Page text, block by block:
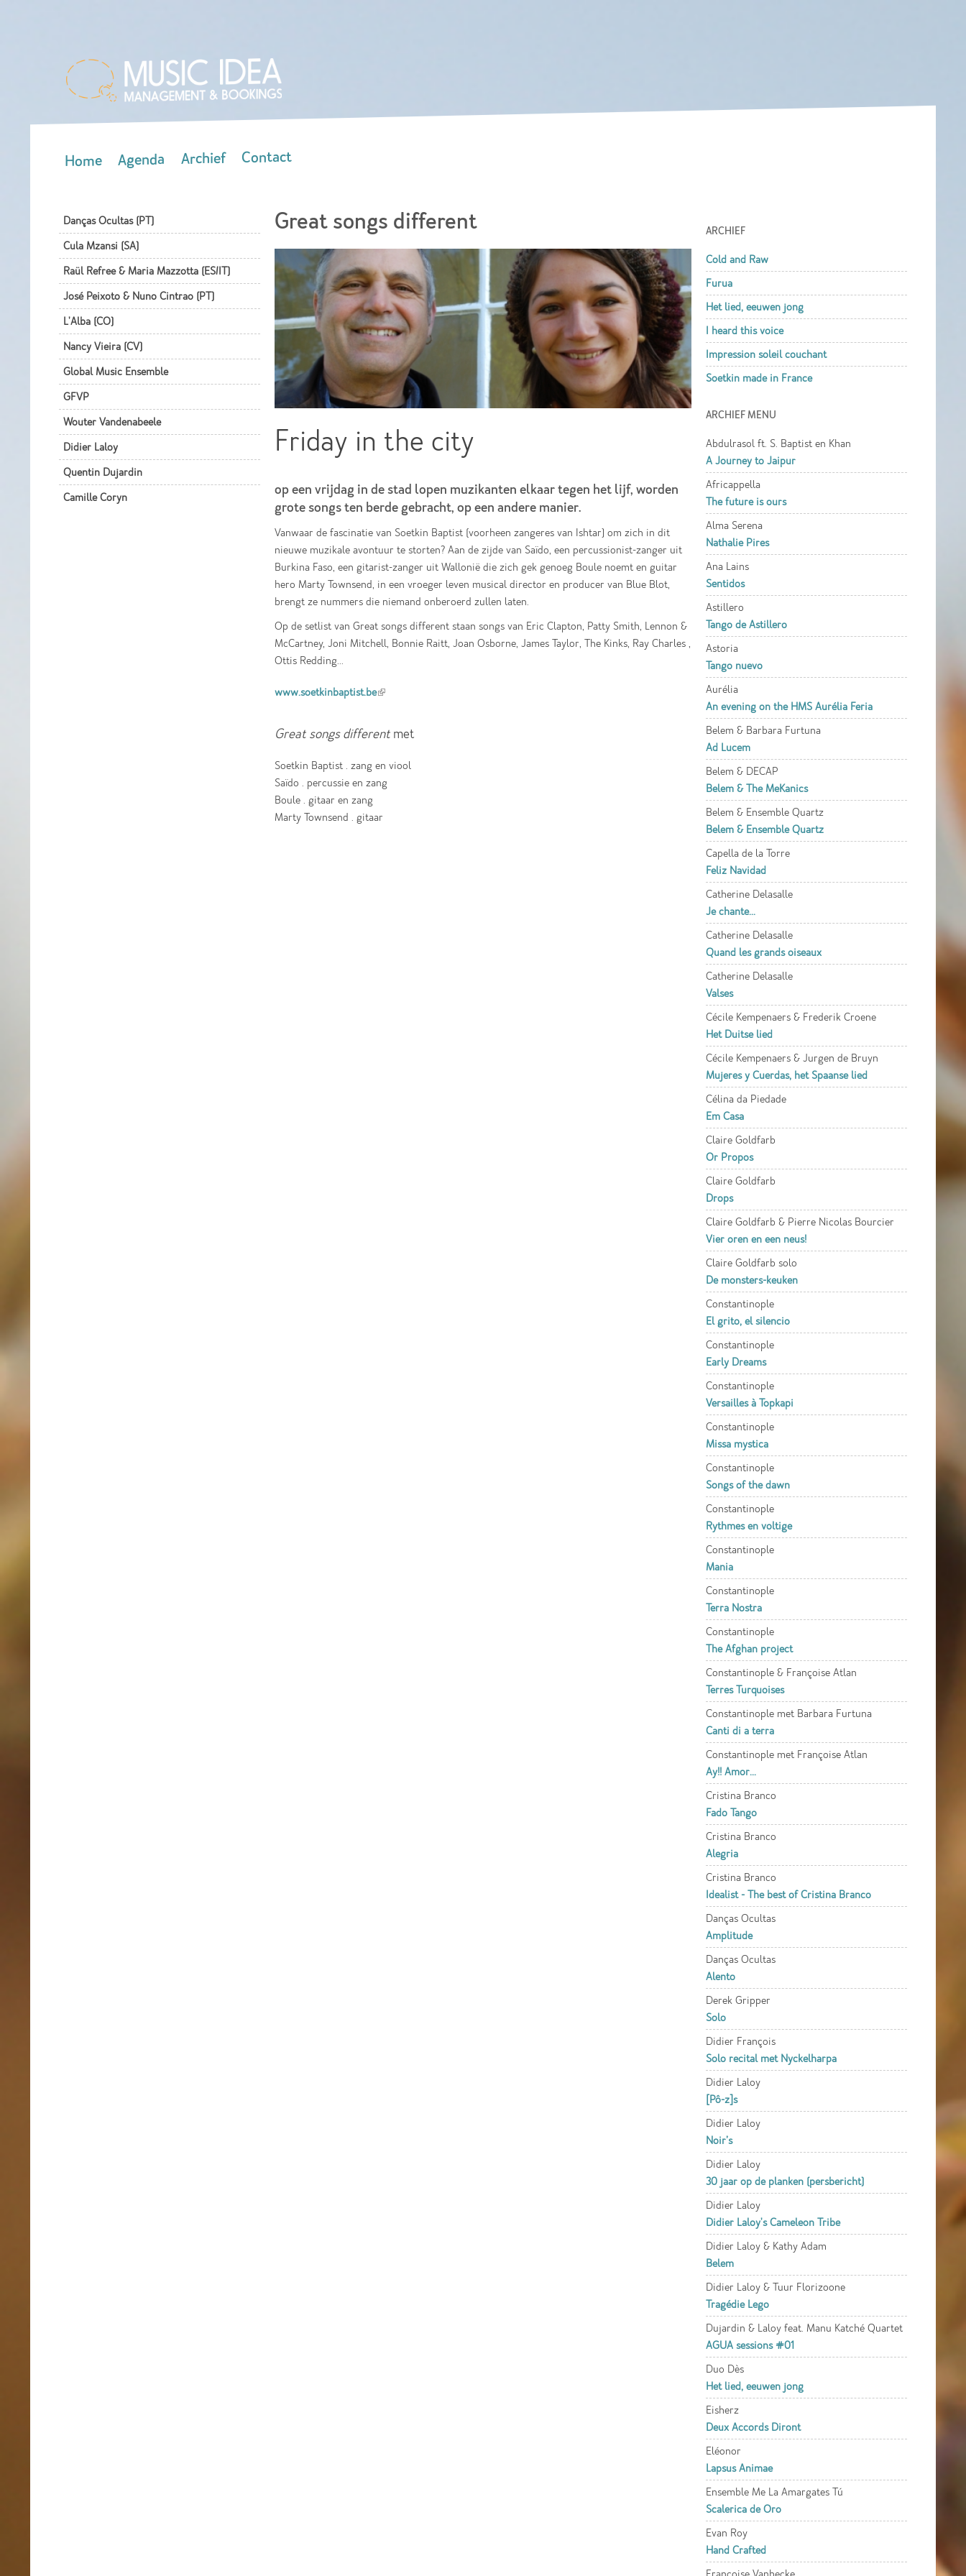
Home Agenda Archief Contact
Danças Ocultas (PT)
Cula Mzansi (SA)
Raül Refree & Maria Mazzotta (ES/IT)
José Peixoto & Nuno Cintrao (PT)
L'Alba (CO)
Nancy Vieira (CV)
Global Music Ensemble
GFVP
Wouter Vandenabeele
Didier Laloy
Quentin Dujardin
Camille Coryn
Great songs different
Friday in the city
op een vrijdag in de stad lopen muzikanten elkaar tegen het lijf, worden
grote songs ten berde gebracht, op een andere manier.
Vanwaar de fascinatie van Soetkin Baptist (voorheen zangeres van Ishtar) om zich in dit
nieuwe muzikale avontuur te storten? Aan de zijde van Saïdo, een percussionist-zanger uit
Burkina Faso, een gitarist-zanger uit Wallonië die zich gek genoeg Boule noemt en guitar
hero Marty Townsend, in een vroeger leven musical director en producer van Blue Blot,
brengt ze nummers die niemand onberoerd zullen laten.
Op de setlist van Great songs different staan songs van Eric Clapton, Patty Smith, Lennon &
McCartney, Joni Mitchell, Bonnie Raitt, Joan Osborne, James Taylor, The Kinks, Ray Charles ,
Ottis Redding...
www.soetkinbaptist.be(link is external)
Great songs different met
Soetkin Baptist . zang en viool
Saïdo . percussie en zang
Boule . gitaar en zang
Marty Townsend . gitaar
ARCHIEF
Cold and Raw
Furua
Het lied, eeuwen jong
I heard this voice
Impression soleil couchant
Soetkin made in France
ARCHIEF MENU
Abdulrasol ft. S. Baptist en Khan
A Journey to Jaipur
Africappella
The future is ours
Alma Serena
Nathalie Pires
Ana Lains
Sentidos
Astillero
Tango de Astillero
Astoria
Tango nuevo
Aurélia
An evening on the HMS Aurélia Feria
Belem & Barbara Furtuna
Ad Lucem
Belem & DECAP
Belem & The MeKanics
Belem & Ensemble Quartz
Belem & Ensemble Quartz
Capella de la Torre
Feliz Navidad
Catherine Delasalle
Je chante...
Catherine Delasalle
Quand les grands oiseaux
Catherine Delasalle
Valses
Cécile Kempenaers & Frederik Croene
Het Duitse lied
Cécile Kempenaers & Jurgen de Bruyn
Mujeres y Cuerdas, het Spaanse lied
Célina da Piedade
Em Casa
Claire Goldfarb
Or Propos
Claire Goldfarb
Drops
Claire Goldfarb & Pierre Nicolas Bourcier
Vier oren en een neus!
Claire Goldfarb solo
De monsters-keuken
Constantinople
El grito, el silencio
Constantinople
Early Dreams
Constantinople
Versailles à Topkapi
Constantinople
Missa mystica
Constantinople
Songs of the dawn
Constantinople
Rythmes en voltige
Constantinople
Mania
Constantinople
Terra Nostra
Constantinople
The Afghan project
Constantinople & Françoise Atlan
Terres Turquoises
Constantinople met Barbara Furtuna
Canti di a terra
Constantinople met Françoise Atlan
Ay!! Amor...
Cristina Branco
Fado Tango
Cristina Branco
Alegria
Cristina Branco
Idealist - The best of Cristina Branco
Danças Ocultas
Amplitude
Danças Ocultas
Alento
Derek Gripper
Solo
Didier François
Solo recital met Nyckelharpa
Didier Laloy
[Pô-z]s
Didier Laloy
Noir’s
Didier Laloy
30 jaar op de planken (persbericht)
Didier Laloy
Didier Laloy's Cameleon Tribe
Didier Laloy & Kathy Adam
Belem
Didier Laloy & Tuur Florizoone
Tragédie Lego
Dujardin & Laloy feat. Manu Katché Quartet
AGUA sessions #01
Duo Dès
Het lied, eeuwen jong
Eisherz
Deux Accords Diront
Eléonor
Lapsus Animae
Ensemble Me La Amargates Tú
Scalerica de Oro
Evan Roy
Hand Crafted